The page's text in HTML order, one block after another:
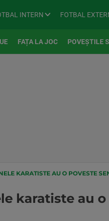
INTERN FOTBAL
FAȚA LA JOC POVEȘTILE
KARATISTE AU O POVESTE
karatiste au